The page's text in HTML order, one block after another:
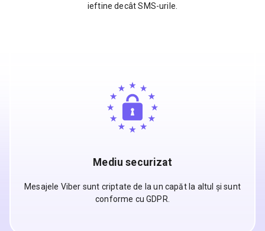
ieftine decât SMS-urile.
Mediu securizat
Mesajele Viber sunt criptate de la un capăt la altul și sunt
conforme cu GDPR.